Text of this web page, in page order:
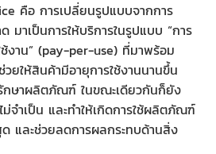
คือ การเปลี่ยนรูปแบบจากการ
มาเป็นการให้บริการในรูปแบบ “การ
ช้งาน” (pay-per-use) ที่มาพร้อม
ยให้สินค้ามีอายุการใช้งานนานขึ้น
กษาผลิตภัณฑ์ ในขณะเดียวกันก็ยัง
จำเป็น และทำให้เกิดการใช้ผลิตภัณฑ์
และช่วยลดการผลกระทบด้านสิ่ง